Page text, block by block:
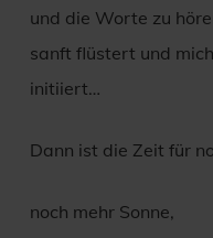
und die Worte zu
sanft flüstert und
initiiert…
Dann ist die Zeit für
noch mehr Sonne,